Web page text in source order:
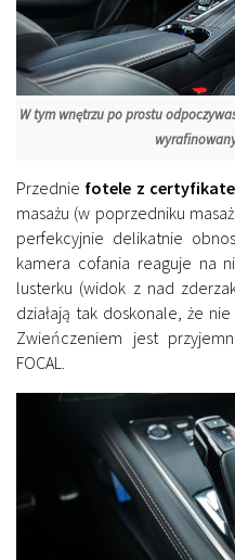
W tym wnętrzu po prostu
Przednie fotele z
masażu (w poprzedniku
perfekcyjnie delikatnie
kamera cofania reaguje na
lusterku (widok z nad
działają tak doskonale, że
Zwieńczeniem jest
FOCAL.